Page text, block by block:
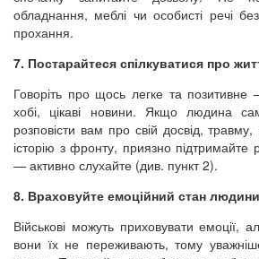
обладнання, меблі чи особисті речі
прохання.
7. Постарайтеся спілкуватися про
Говоріть про щось легке та позитивне
хобі, цікаві новини. Якщо людина
розповісти вам про свій досвід,
історію з фронту, приязно підтримайте
— активно слухайте (див. пункт 2).
8. Враховуйте емоційний стан
Військові можуть приховувати
вони їх не переживають, тому